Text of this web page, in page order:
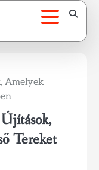
Amelyek
Tereket